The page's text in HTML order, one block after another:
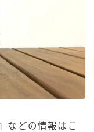
などの情報はこ